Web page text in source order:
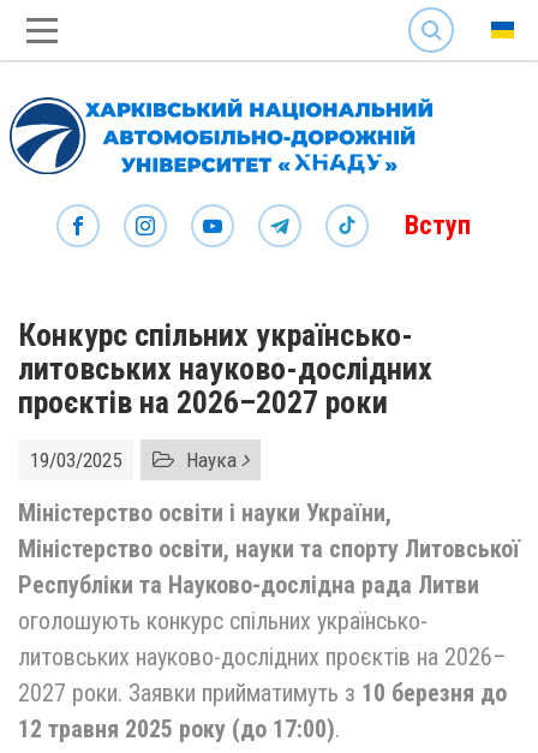
SEARCH
Вступ
Конкурс спільних українсько-
литовських науково-дослідних
проєктів на 2026–2027 роки
19/03/2025 Наука
Міністерство освіти і науки України,
Міністерство освіти, науки та спорту Литовської
Республіки та Науково-дослідна рада Литви
оголошують конкурс спільних українсько-
литовських науково-дослідних проєктів на 2026–
2027 роки. Заявки прийматимуть з 10 березня до
12 травня 2025 року (до 17:00).